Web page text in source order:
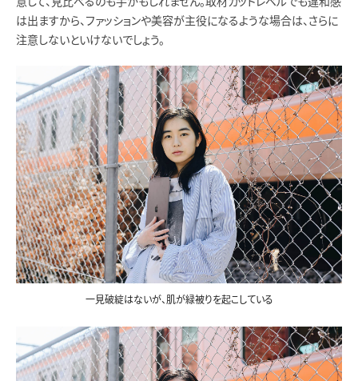
は出ますから、ファッションや美容が主役になるような場合は、さらに
注意しないといけないでしょう。
一見破綻はないが、肌が緑被りを起こしている